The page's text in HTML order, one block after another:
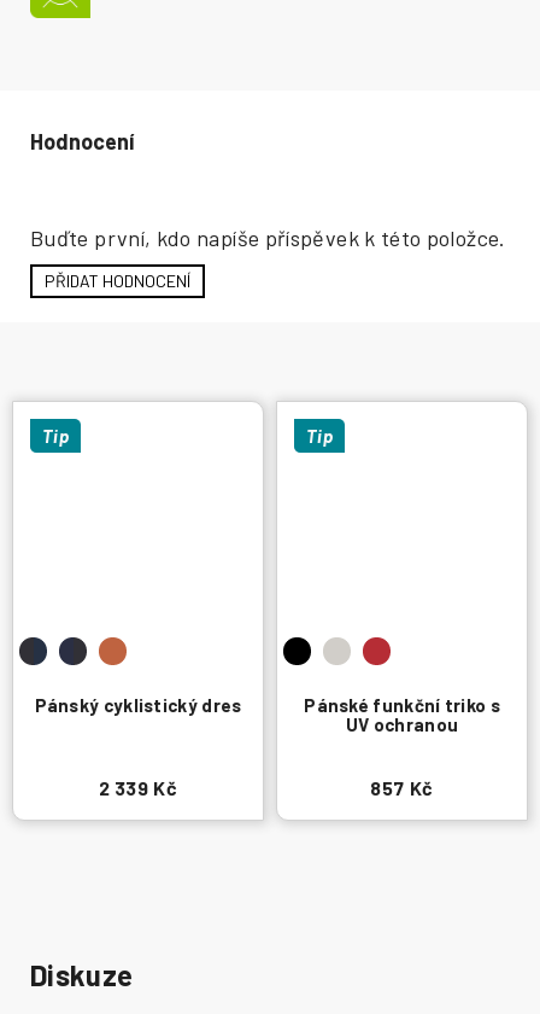
Tip
Pánský cyklistický dres
2 339 Kč
Tip
Pánské funkční triko s
UV ochranou
857 Kč
Buďte první, kdo napíše příspěvek k této položce.
PŘIDAT HODNOCENÍ
Diskuze